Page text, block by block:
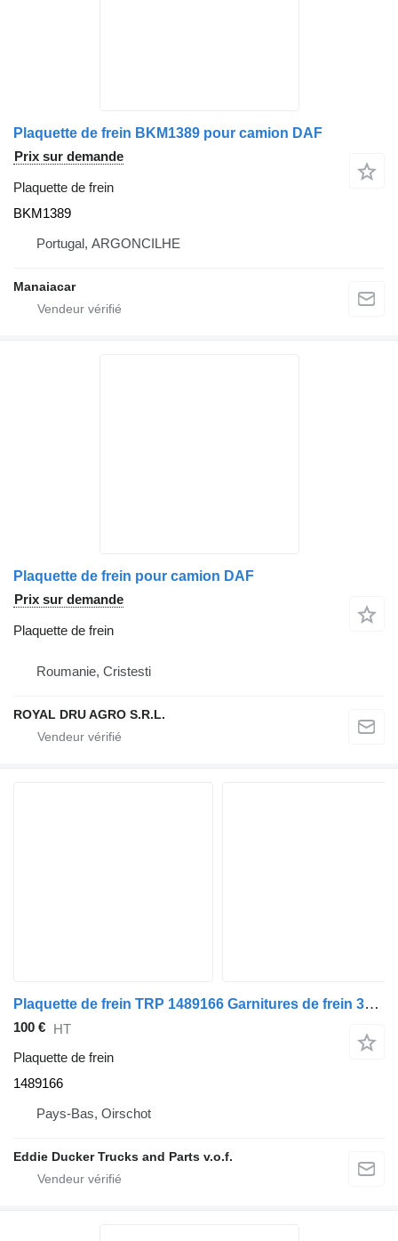
Plaquette de frein BKM1389 pour camion DAF
Prix sur demande
Plaquette de frein
BKM1389
Portugal, ARGONCILHE
Manaiacar
Plaquette de frein pour camion DAF
Prix sur demande
Plaquette de frein
Roumanie, Cristesti
ROYAL DRU AGRO S.R.L.
Plaquette de frein TRP 1489166 Garnitures de frein 350 x 200 mm neuves pour camion DAF
100 € HT
Plaquette de frein
1489166
Pays-Bas, Oirschot
Eddie Ducker Trucks and Parts v.o.f.